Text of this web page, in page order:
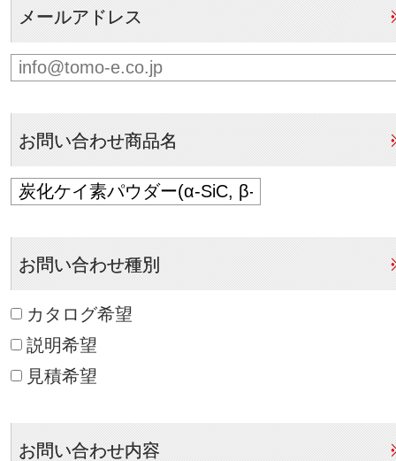
メールアドレス
お問い合わせ商品名
お問い合わせ種別
カタログ希望
説明希望
見積希望
お問い合わせ内容